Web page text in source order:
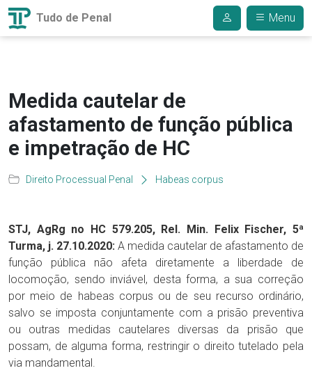
Tudo de Penal Menu
Medida cautelar de
afastamento de função pública
e impetração de HC
Direito Processual Penal Habeas corpus
STJ, AgRg no HC 579.205, Rel. Min. Felix Fischer, 5ª
Turma, j. 27.10.2020: A medida cautelar de afastamento de
função pública não afeta diretamente a liberdade de
locomoção, sendo inviável, desta forma, a sua correção
por meio de habeas corpus ou de seu recurso ordinário,
salvo se imposta conjuntamente com a prisão preventiva
ou outras medidas cautelares diversas da prisão que
possam, de alguma forma, restringir o direito tutelado pela
via mandamental.